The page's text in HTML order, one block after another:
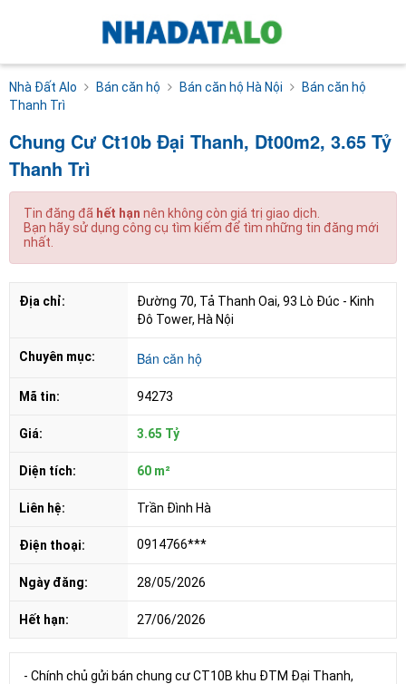
Nhà Đất Alo Bán căn hộ Bán căn hộ Hà Nội
Bán căn hộ
Thanh Trì
Chung Cư Ct10b Đại Thanh, Dt00m2, 3.65 Tỷ
Thanh Trì
Tin đăng đã hết hạn nên không còn giá trị giao dịch.
Bạn hãy sử dụng công cụ tìm kiếm để tìm những tin đăng mới
nhất.
Địa chỉ:
Đường 70, Tả Thanh Oai, 93 Lò Đúc - Kinh
Đô Tower, Hà Nội
Chuyên mục: Bán căn hộ
Mã tin: 94273
Giá: 3.65 Tỷ
Diện tích: 60 m²
Liên hệ: Trần Đình Hà
Điện thoại: 0914766***
Ngày đăng: 28/05/2026
Hết hạn: 27/06/2026
- Chính chủ gửi bán chung cư CT10B khu ĐTM Đại Thanh,